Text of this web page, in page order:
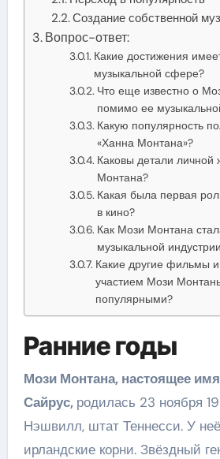
Создание собственной
Вопрос-ответ:
Какие достижения
музыкальной сфере?
Что еще известно о
помимо ее
Какую популярность
«Ханна Монтана»?
Каковы детали личной
Монтана?
Какая была первая
в кино?
Как Мози Монтана
музыкальной
Какие другие фильмы
участием Мози
популярными?
Ранние годы
Мози Монтана, настоящее
Сайрус, родилась 23 ноября
Нэшвилл, штат Теннесси. У
ирландские корни. Звёздный